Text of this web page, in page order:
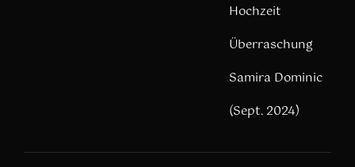
Hochzeit
Überraschung
Samira Dominic
(Sept. 2024)